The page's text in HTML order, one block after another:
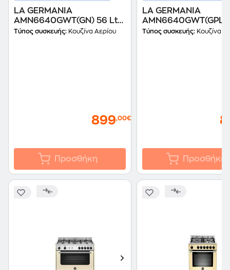
LA GERMANIA
AMN6640GWT(GN) 56 Lt
Λευκό Κουζίνα Φυσικού
Τύπος συσκευής: Κουζίνα Αερίου
899,00€
Προσθήκη
LA GERMANIA
AMN6640GWT(GPL)
Λευκό Κουζίνα
Τύπος συσκευής: Κουζίνα
Προσθήκη